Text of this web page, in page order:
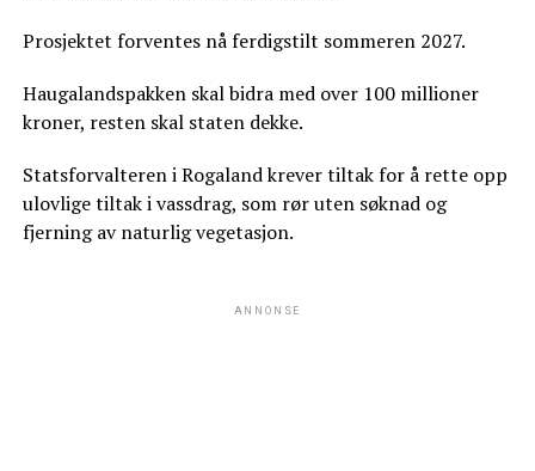
Prosjektet forventes nå ferdigstilt sommeren 2027.
Haugalandspakken skal bidra med over 100 millioner
kroner, resten skal staten dekke.
Statsforvalteren i Rogaland krever tiltak for å rette opp
ulovlige tiltak i vassdrag, som rør uten søknad og
fjerning av naturlig vegetasjon.
ANNONSE